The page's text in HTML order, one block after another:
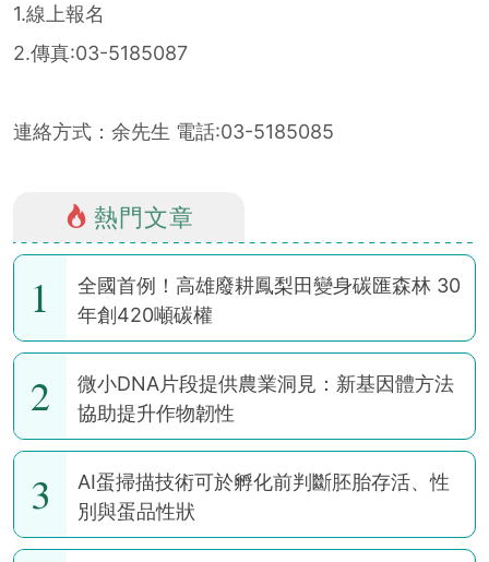
1.線上報名
2.傳真:03-5185087
連絡方式：余先生 電話:03-5185085
熱門文章
1
全國首例！高雄廢耕鳳梨田變身碳匯森林 30
年創420噸碳權
2
微小DNA片段提供農業洞見：新基因體方法
協助提升作物韌性
3
AI蛋掃描技術可於孵化前判斷胚胎存活、性
別與蛋品性狀